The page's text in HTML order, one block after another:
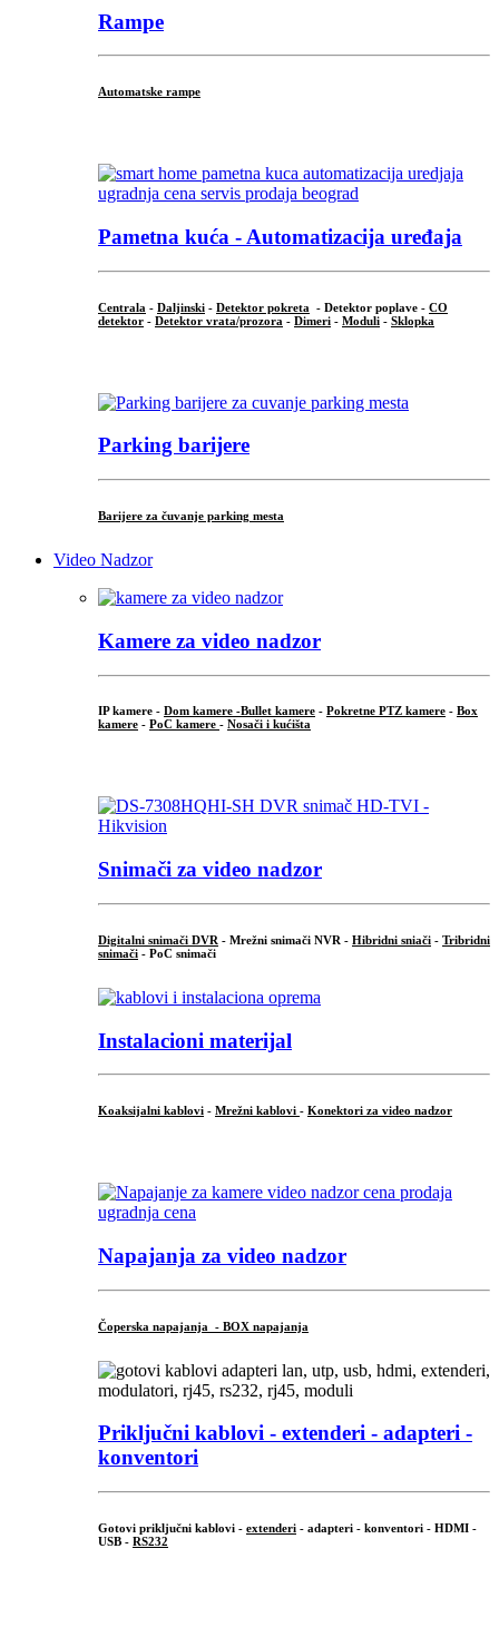
Rampe
Automatske rampe
Pametna kuća - Automatizacija uređaja
Centrala - Daljinski - Detektor pokreta - Detektor poplave - CO
detektor - Detektor vrata/prozora - Dimeri - Moduli - Sklopka
Parking barijere
Barijere za čuvanje parking mesta
Video Nadzor
Kamere za video nadzor
IP kamere - Dom kamere -Bullet kamere - Pokretne PTZ kamere - Box
kamere - PoC kamere - Nosači i kućišta
Snimači za video nadzor
Digitalni snimači DVR - Mrežni snimači NVR - Hibridni sniači - Tribridni
snimači - PoC snimači
Instalacioni materijal
Koaksijalni kablovi - Mrežni kablovi - Konektori za video nadzor
Napajanja za video nadzor
Čoperska napajanja - BOX napajanja
Priključni kablovi - extenderi - adapteri -
konventori
Gotovi priključni kablovi - extenderi - adapteri - konventori - HDMI -
USB - RS232